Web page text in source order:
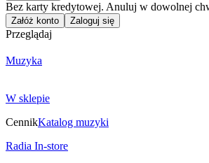
Bez karty kredytowej. Anuluj w dowolnej
Załóż konto Zaloguj się
Przeglądaj
Muzyka
W sklepie
CennikKatalog muzyki
Radia In-store